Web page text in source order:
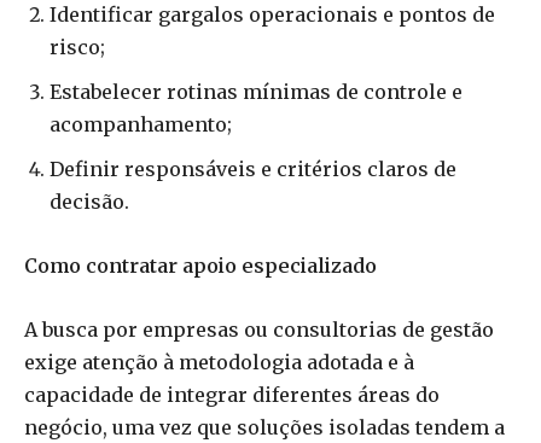
Identificar gargalos operacionais e pontos de
risco;
Estabelecer rotinas mínimas de controle e
acompanhamento;
Definir responsáveis e critérios claros de
decisão.
Como contratar apoio especializado
A busca por empresas ou consultorias de gestão
exige atenção à metodologia adotada e à
capacidade de integrar diferentes áreas do
negócio, uma vez que soluções isoladas tendem a